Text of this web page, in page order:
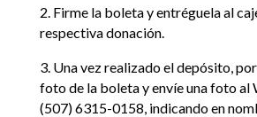
2. Firme la boleta y entréguela al
respectiva donación.
3. Una vez realizado el depósito,
foto de la boleta y envíe una foto al
(507) 6315-0158, indicando en